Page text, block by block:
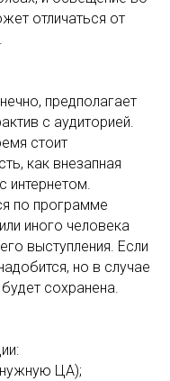
отличаться от
предполагает
с аудиторией.
стоит
как внезапная
интернетом.
по программе
иного человека
выступления. Если
но в случае
сохранена.
ЦА);